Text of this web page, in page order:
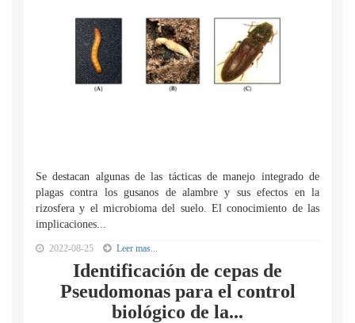
Se destacan algunas de las tácticas de manejo integrado de
plagas contra los gusanos de alambre y sus efectos en la
rizosfera y el microbioma del suelo. El conocimiento de las
implicaciones...
2022-08-25 Leer mas...
Identificación de cepas de
Pseudomonas para el control
biológico de la...